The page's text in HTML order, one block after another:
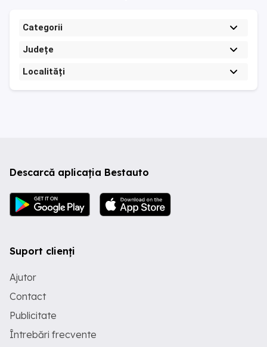
Categorii
Județe
Localități
Descarcă aplicația Bestauto
Suport clienți
Ajutor
Contact
Publicitate
Întrebări frecvente